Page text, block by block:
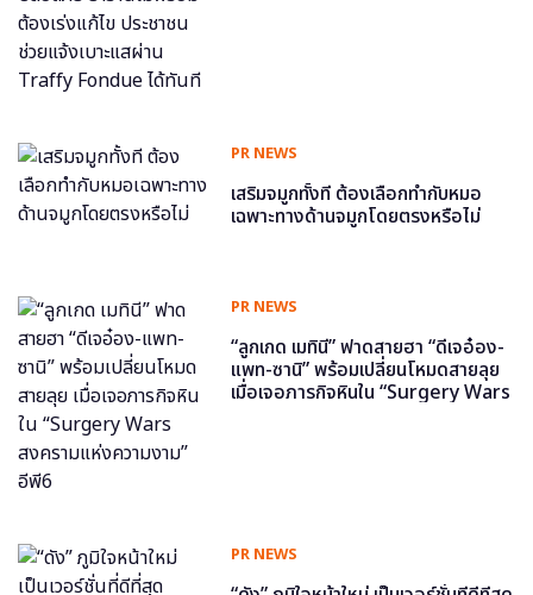
PR NEWS
เสริมจมูกทั้งที ต้องเลือกทำกับหมอ
เฉพาะทางด้านจมูกโดยตรงหรือไม่
PR NEWS
“ลูกเกด เมทินี” ฟาดสายฮา “ดีเจอ๋อง-
แพท-ซานิ” พร้อมเปลี่ยนโหมดสายลุย
เมื่อเจอภารกิจหินใน “Surgery Wars
PR NEWS